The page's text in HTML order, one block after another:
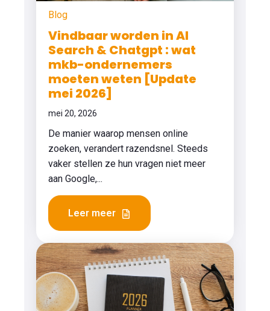
Blog
Vindbaar worden in AI
Search & Chatgpt : wat
mkb-ondernemers
moeten weten [Update
mei 2026]
mei 20, 2026
De manier waarop mensen online
zoeken, verandert razendsnel. Steeds
vaker stellen ze hun vragen niet meer
aan Google,...
Leer meer